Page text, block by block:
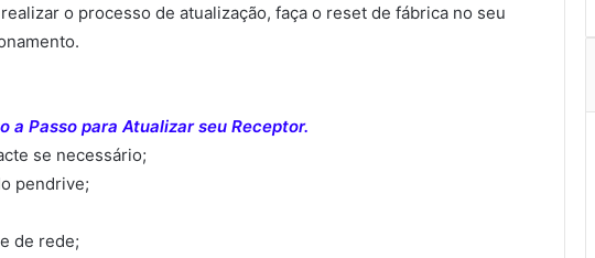
o processo de atualização, faça o reset de fábrica no seu
a Passo para Atualizar seu Receptor.
se necessário;
pendrive;
de rede;